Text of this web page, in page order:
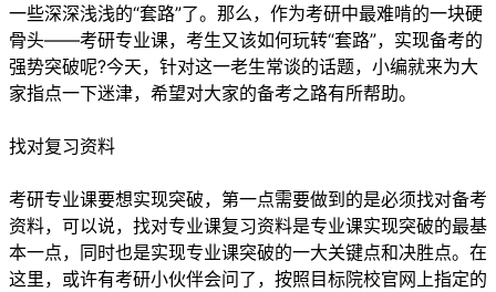
一些深深浅浅的“套路”了。那么，作为考研中最难啃的一块硬
骨头——考研专业课，考生又该如何玩转“套路”，实现备考的
强势突破呢?今天，针对这一老生常谈的话题，小编就来为大
家指点一下迷津，希望对大家的备考之路有所帮助。
找对复习资料
考研专业课要想实现突破，第一点需要做到的是必须找对备考
资料，可以说，找对专业课复习资料是专业课实现突破的最基
本一点，同时也是实现专业课突破的一大关键点和决胜点。在
这里，或许有考研小伙伴会问了，按照目标院校官网上指定的